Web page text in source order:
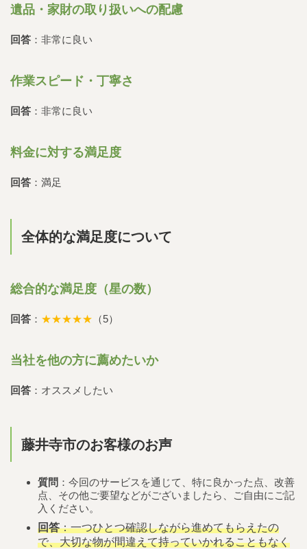
遺品・家財の取り扱いへの配慮
回答 ：非常に良い
作業スピード・丁寧さ
回答 ：非常に良い
料金に対する満足度
回答 ：満足
全体的な満足度について
総合的な満足度（星の数）
回答 ： ★★★★★ （5）
当社を他の方に薦めたいか
回答 ：オススメしたい
藤井寺市のお客様のお声
質問 ：今回のサービスを通じて、特に良かった点、改善
点、その他ご要望などがございましたら、ご自由にご記
入ください。
回答：一つひとつ確認しながら進めてもらえたの
で、大切な物が間違えて持っていかれることもなく